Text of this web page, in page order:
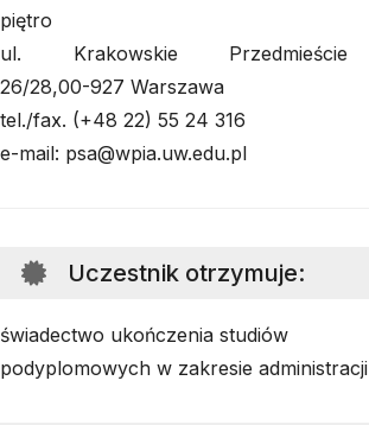
piętro
ul. Krakowskie Przedmieście
26/28,00-927 Warszawa
tel./fax. (+48 22) 55 24 316
e-mail: psa@wpia.uw.edu.pl
Uczestnik otrzymuje:
świadectwo ukończenia studiów
podyplomowych w zakresie administracji